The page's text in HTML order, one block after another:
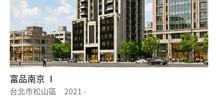
富品南京 Ⅰ
台北市松山區 2021 -